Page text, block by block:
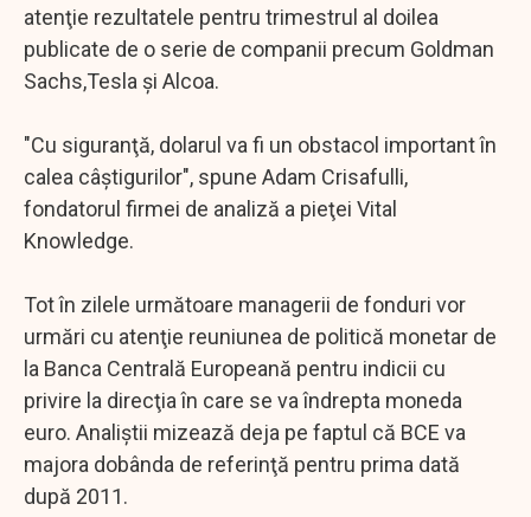
atenţie rezultatele pentru trimestrul al doilea
publicate de o serie de companii precum Goldman
Sachs,Tesla şi Alcoa.
"Cu siguranţă, dolarul va fi un obstacol important în
calea câştigurilor", spune Adam Crisafulli,
fondatorul firmei de analiză a pieţei Vital
Knowledge.
Tot în zilele următoare managerii de fonduri vor
urmări cu atenţie reuniunea de politică monetar de
la Banca Centrală Europeană pentru indicii cu
privire la direcţia în care se va îndrepta moneda
euro. Analiştii mizează deja pe faptul că BCE va
majora dobânda de referinţă pentru prima dată
după 2011.